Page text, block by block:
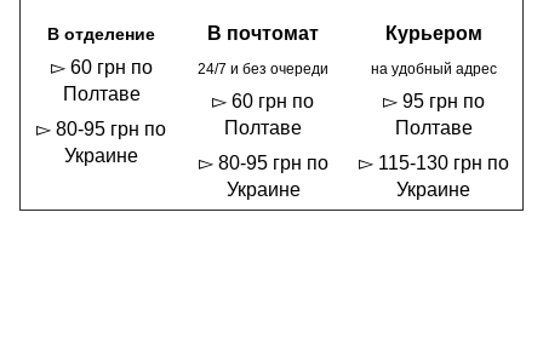
В отделение
▻ 60 грн по
Полтаве
▻ 80-95 грн по
Украине
В почтомат
24/7 и без очереди
▻ 60 грн по
Полтаве
▻ 80-95 грн по
Украине
Курьером
на удобный адрес
▻ 95 грн по
Полтаве
▻ 115-130 грн по
Украине